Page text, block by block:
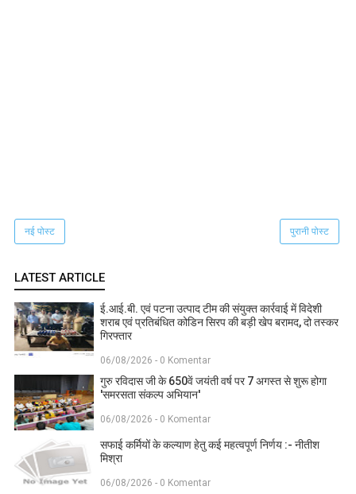
नई पोस्ट पुरानी पोस्ट
LATEST ARTICLE
ई.आई.बी. एवं पटना उत्पाद टीम की संयुक्त कार्रवाई में विदेशी
शराब एवं प्रतिबंधित कोडिन सिरप की बड़ी खेप बरामद, दो तस्कर
गिरफ्तार
06/08/2026 - 0 Komentar
गुरु रविदास जी के 650वें जयंती वर्ष पर 7 अगस्त से शुरू होगा
'समरसता संकल्प अभियान'
06/08/2026 - 0 Komentar
सफाई कर्मियों के कल्याण हेतु कई महत्वपूर्ण निर्णय :- नीतीश
मिश्रा
06/08/2026 - 0 Komentar